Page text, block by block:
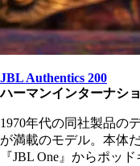
JBL Authentics 200
ハーマンインターナシ
1970年代の同社製品の
が満載のモデル。本体
『JBL One』からポッ